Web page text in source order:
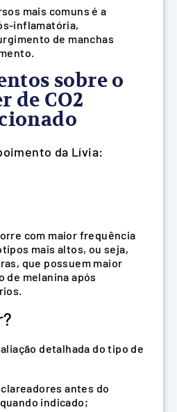
mais comuns é a
inflamatória,
de manchas
sobre o
de CO2
da Lívia:
com maior frequência
mais altos, ou seja,
que possuem maior
de melanina após
detalhada do tipo de
antes do
indicado;